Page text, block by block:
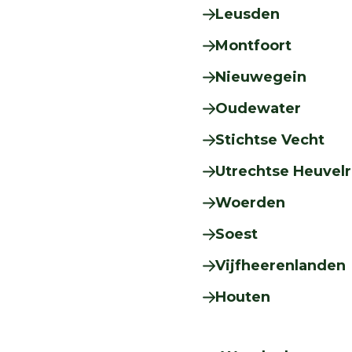
Leusden
Montfoort
Nieuwegein
Oudewater
Stichtse Vecht
Utrechtse
Woerden
Soest
Vijfheerenlanden
Houten